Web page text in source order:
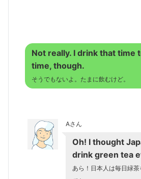
Not really. I drink that time
time, though.
そうでもないよ。たまに飲むけど。
Aさん
Oh! I thought
drink green tea
あら！日本人は毎日緑